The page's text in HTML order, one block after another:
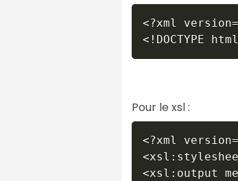
<?xml
Pour le xsl :
<?xml
<xsl:output